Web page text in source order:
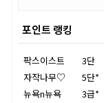
포인트 랭킹
팍스이스트 3단
자작나무♡
5단*
뉴욕n뉴욕
3급*